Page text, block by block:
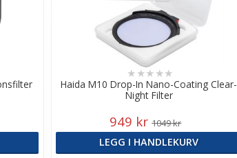
Haida M10 Drop-In Nano-Coating Clear-
Night Filter
★ ★★ ★★
949 kr 1049 kr
LEGG I HANDLEKURV